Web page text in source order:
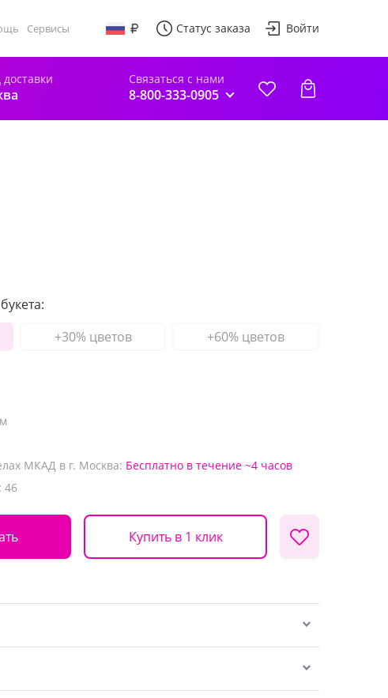
Сервисы Статус заказа Войти
доставки Связаться с нами
8-800-333-0905
+30% цветов +60% цветов
МКАД в г. Москва: Бесплатно в течение ~4 часов
46
Купить в 1 клик